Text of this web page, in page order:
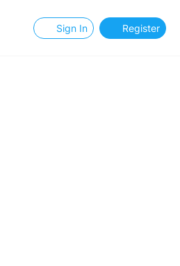
Sign In Register